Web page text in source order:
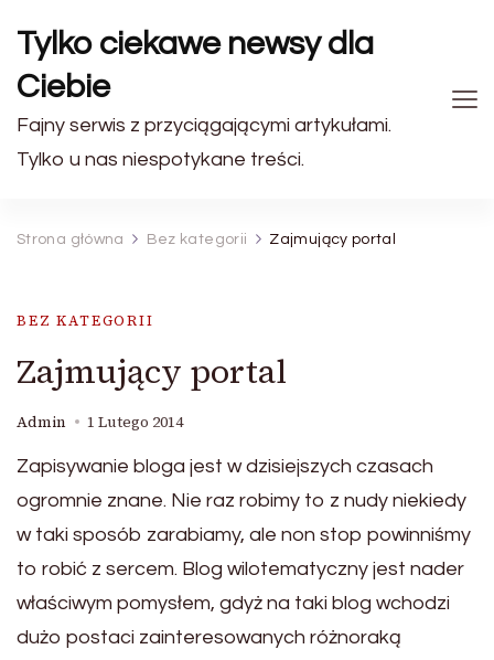
Tylko ciekawe newsy dla
Ciebie
Fajny serwis z przyciągającymi artykułami.
Tylko u nas niespotykane treści.
Strona główna Bez kategorii Zajmujący portal
BEZ KATEGORII
Zajmujący portal
Admin 1 Lutego 2014
Zapisywanie bloga jest w dzisiejszych czasach
ogromnie znane. Nie raz robimy to z nudy niekiedy
w taki sposób zarabiamy, ale non stop powinniśmy
to robić z sercem. Blog wilotematyczny jest nader
właściwym pomysłem, gdyż na taki blog wchodzi
dużo postaci zainteresowanych różnoraką